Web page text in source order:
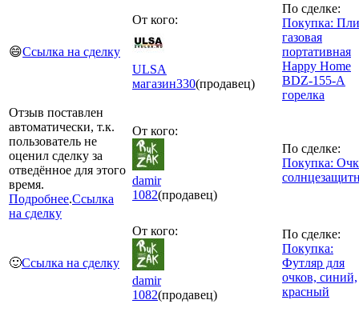
😄Ссылка на сделку
От кого:
ULSA
магазин330(продавец)
По сделке:
Покупка:
газовая
портативная
Happy Home
BDZ-155-A
горелка
Отзыв поставлен
автоматически, т.к.
пользователь не
оценил сделку за
отведённое для этого
время.
Подробнее.Ссылка
на сделку
От кого:
damir
1082(продавец)
По сделке:
Покупка:
🙂Ссылка на сделку
От кого:
damir
1082(продавец)
По сделке:
Покупка:
Футляр для
очков, синий,
красный